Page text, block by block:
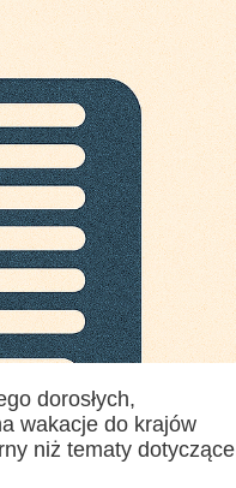
dorosłych,
wakacje do krajów
niż tematy dotyczące